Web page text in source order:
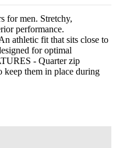
for men. Stretchy,
performance.
athletic fit that sits close to
for optimal
- Quarter zip
keep them in place during